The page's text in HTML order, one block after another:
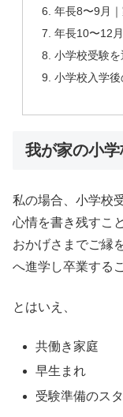
年長8〜9月
年長10〜12
小学校受験
小学校入学後
我が家の小
私の場合、小学校
心情を書き残すこ
おかげさまでご縁
へ進学し卒業する
とはいえ、
共働き家庭
早生まれ
受験準備のス